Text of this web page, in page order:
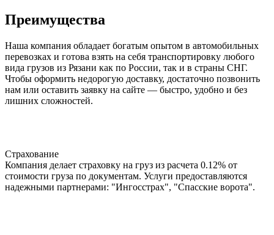
Преимущества
Наша компания обладает богатым опытом в автомобильных
перевозках и готова взять на себя транспортировку любого
вида грузов из Рязани как по России, так и в страны СНГ.
Чтобы оформить недорогую доставку, достаточно позвонить
нам или оставить заявку на сайте — быстро, удобно и без
лишних сложностей.
Страхование
Компания делает страховку на груз из расчета 0.12% от
стоимости груза по документам. Услуги предоставляются
надежными партнерами: "Ингосстрах", "Спасские ворота".